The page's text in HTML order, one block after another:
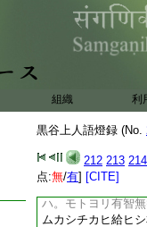
組織 利
黒谷上人語燈録 (No.
212 213 214
点:無/有] [CITE]
定往生ノヨシヲ存
事モトトメ候ヌ
九月十六日 源空
戸三郎入道
申候
一熊谷入道津戸＊
レハコソ。但念佛
人ニハ。カナラス
カラスト 18 申ヨ
タルヒガ事ニテ候
ハ。モトヨリ有智
ムカシチカヒ給ヒ